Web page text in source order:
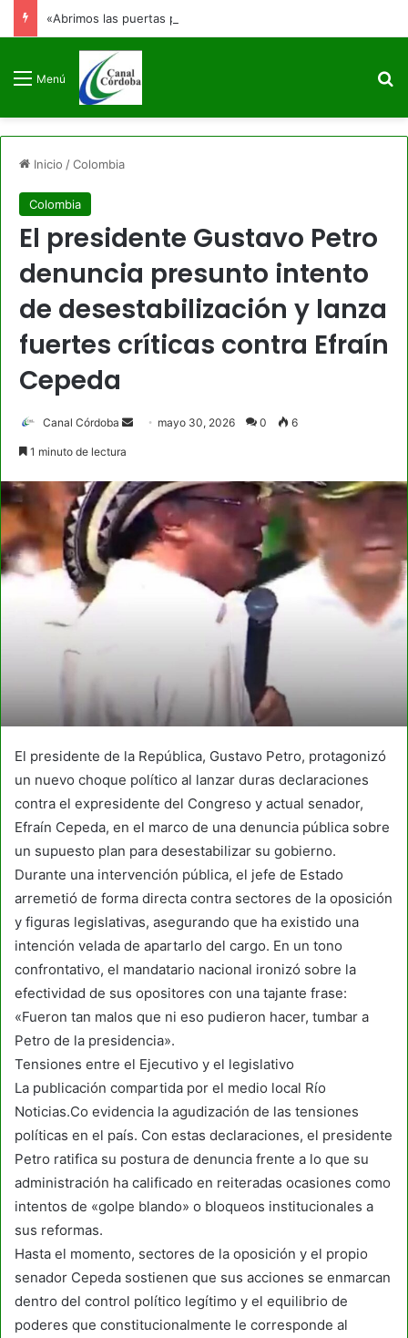
Menú
Inicio /Colombia
Colombia
El presidente Gustavo Petro
denuncia presunto intento
de desestabilización y lanza
fuertes críticas contra Efraín
Cepeda
Canal Córdoba
Send mayo 30, 2026 0 6
1 minuto de lectura
El presidente de la República, Gustavo Petro, protagonizó
un nuevo choque político al lanzar duras declaraciones
contra el expresidente del Congreso y actual senador,
Efraín Cepeda, en el marco de una denuncia pública sobre
un supuesto plan para desestabilizar su gobierno.
Durante una intervención pública, el jefe de Estado
arremetió de forma directa contra sectores de la oposición
y figuras legislativas, asegurando que ha existido una
intención velada de apartarlo del cargo. En un tono
confrontativo, el mandatario nacional ironizó sobre la
efectividad de sus opositores con una tajante frase:
«Fueron tan malos que ni eso pudieron hacer, tumbar a
Petro de la presidencia».
Tensiones entre el Ejecutivo y el legislativo
La publicación compartida por el medio local Río
Noticias.Co evidencia la agudización de las tensiones
políticas en el país. Con estas declaraciones, el presidente
Petro ratifica su postura de denuncia frente a lo que su
administración ha calificado en reiteradas ocasiones como
intentos de «golpe blando» o bloqueos institucionales a
sus reformas.
Hasta el momento, sectores de la oposición y el propio
senador Cepeda sostienen que sus acciones se enmarcan
dentro del control político legítimo y el equilibrio de
poderes que constitucionalmente le corresponde al